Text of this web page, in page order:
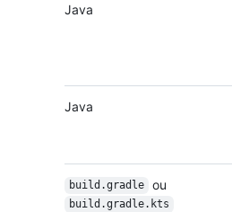
Java
Java
build.gradle ou
build.gradle.kts